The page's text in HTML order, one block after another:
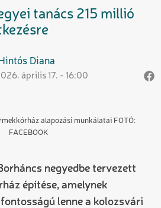
tanács 215 millió
Diana
április 17. - 16:00
alapozási munkálatai FOTÓ:
FACEBOOK
negyedbe tervezett
építése, amelynek
lenne a kolozsvári